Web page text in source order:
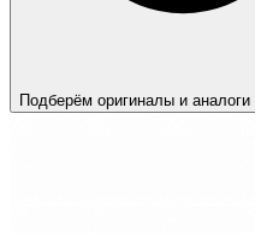
Подберём оригиналы и